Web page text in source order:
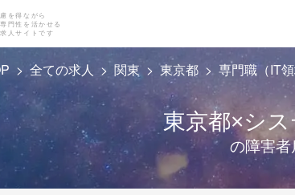
を得ながら
門性を活かせる
人サイトです
全ての求人 関東 東京都 専門職（IT領
東京都×シ
の障害